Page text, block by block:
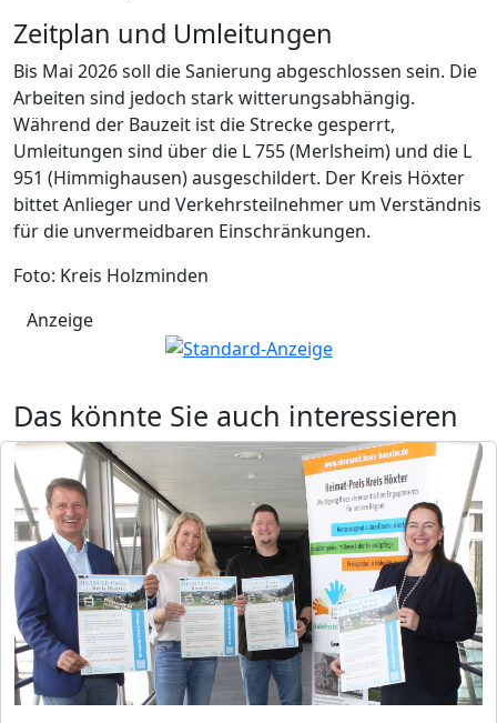
Zeitplan und Umleitungen
Bis Mai 2026 soll die Sanierung abgeschlossen sein. Die
Arbeiten sind jedoch stark witterungsabhängig.
Während der Bauzeit ist die Strecke gesperrt,
Umleitungen sind über die L 755 (Merlsheim) und die L
951 (Himmighausen) ausgeschildert. Der Kreis Höxter
bittet Anlieger und Verkehrsteilnehmer um Verständnis
für die unvermeidbaren Einschränkungen.
Foto: Kreis Holzminden
Anzeige
Das könnte Sie auch interessieren